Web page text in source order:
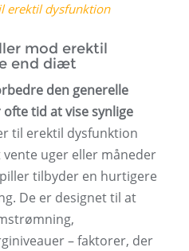
erektil dysfunktion
mod erektil
end diæt
den generelle
tid at vise synlige
til erektil dysfunktion
vente uger eller måneder
tilbyder en hurtigere
De er designet til at
– faktorer, der